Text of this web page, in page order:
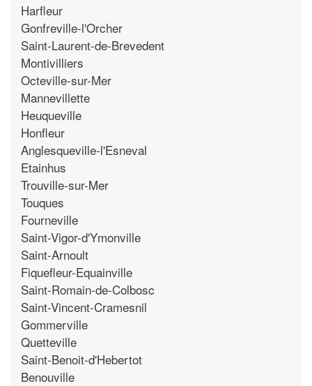
Harfleur
Gonfreville-l'Orcher
Saint-Laurent-de-Brevedent
Montivilliers
Octeville-sur-Mer
Mannevillette
Heuqueville
Honfleur
Anglesqueville-l'Esneval
Etainhus
Trouville-sur-Mer
Touques
Fourneville
Saint-Vigor-d'Ymonville
Saint-Arnoult
Fiquefleur-Equainville
Saint-Romain-de-Colbosc
Saint-Vincent-Cramesnil
Gommerville
Quetteville
Saint-Benoit-d'Hebertot
Benouville